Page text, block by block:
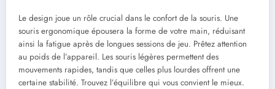
Le design joue un rôle crucial dans le confort de la souris. Une
souris ergonomique épousera la forme de votre main, réduisant
ainsi la fatigue après de longues sessions de jeu. Prêtez attention
au poids de l’appareil. Les souris légères permettent des
mouvements rapides, tandis que celles plus lourdes offrent une
certaine stabilité. Trouvez l’équilibre qui vous convient le mieux.